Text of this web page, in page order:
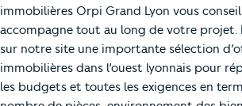
immobilières Orpi Grand Lyon vous
accompagne tout au long de votre projet.
sur notre site une importante sélection
immobilières dans l’ouest lyonnais pour
les budgets et toutes les exigences en